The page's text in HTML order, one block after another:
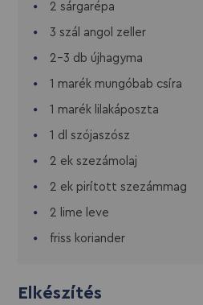
2 sárgarépa
3 szál angol zeller
2-3 db újhagyma
1 marék mungóbab csíra
1 marék lilakáposzta
1 dl szójaszósz
2 ek szezámolaj
2 ek pirított szezámmag
2 lime leve
friss koriander
Elkészítés